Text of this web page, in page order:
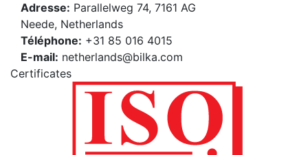
Adresse: Parallelweg 74, 7161 AG
Neede, Netherlands
Téléphone: +31 85 016 4015
E-mail: netherlands@bilka.com
Certificates